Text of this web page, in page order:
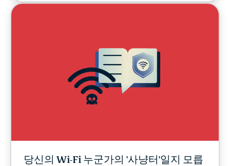
당신의 Wi-Fi 누군가의 '사냥터'일지 모릅